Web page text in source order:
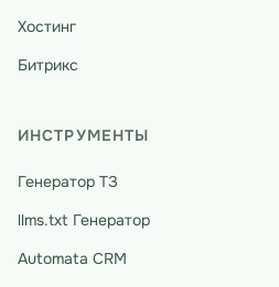
Хостинг
Битрикс
ИНСТРУМЕНТЫ
Генератор ТЗ
llms.txt Генератор
Automata CRM